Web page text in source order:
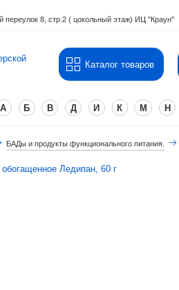
переулок 8, стр.2 ( цокольный этаж) ИЦ "Краун"
Каталог товаров
А Б В Д И К М Н
БАДы и продукты функционального питания.